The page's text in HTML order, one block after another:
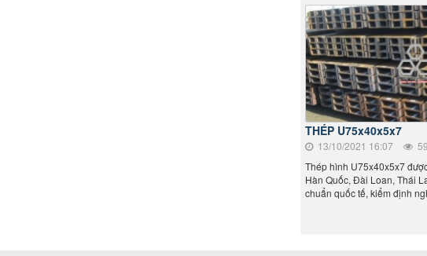
THÉP U75x40x5x7
13/10/2021 16:07
Thép hình U75x40x5x7
Hàn Quốc, Đài Loan, Thái
chuẩn quốc tế, kiểm định